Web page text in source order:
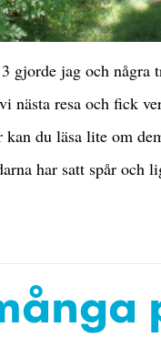
jag och några
nästa resa och fick
kan du läsa lite om
har satt spår